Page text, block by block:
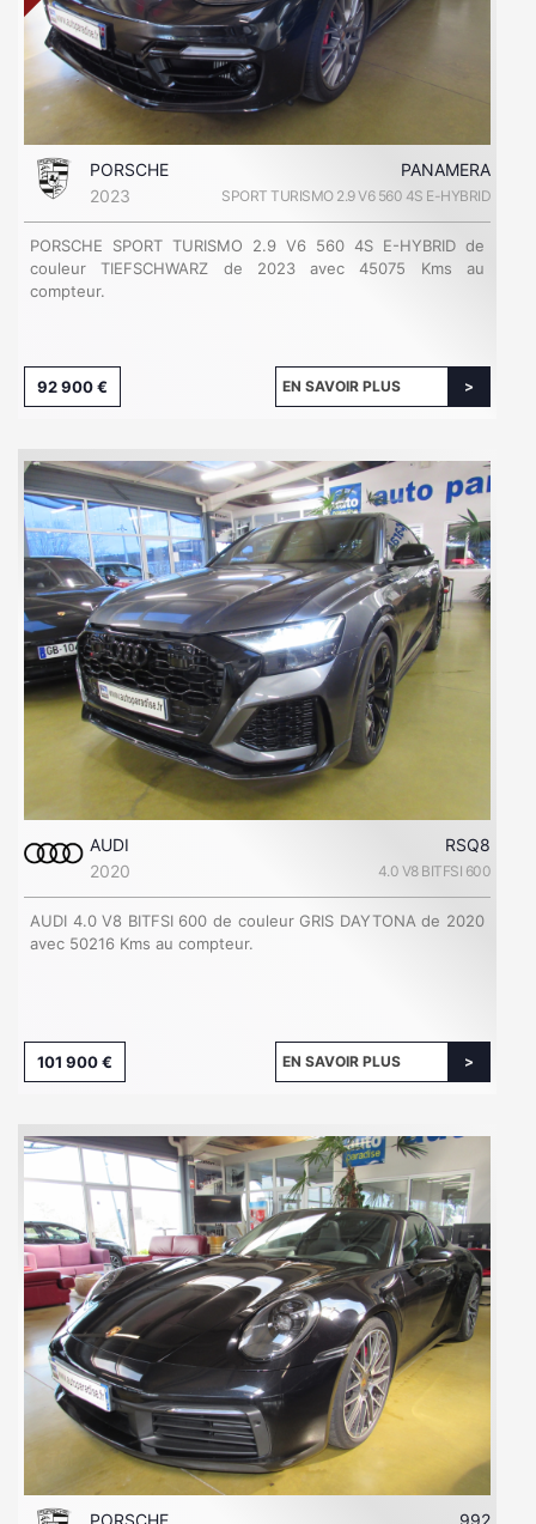
PORSCHE
PANAMERA
2023
SPORT TURISMO 2.9 V6 560 4S E-HYBRID
PORSCHE SPORT TURISMO 2.9 V6 560 4S E-HYBRID de
couleur TIEFSCHWARZ de 2023 avec 45075 Kms au
compteur.
92 900 € EN SAVOIR PLUS
AUDI
RSQ8
2020
4.0 V8 BITFSI 600
AUDI 4.0 V8 BITFSI 600 de couleur GRIS DAYTONA de 2020
avec 50216 Kms au compteur.
101 900 € EN SAVOIR PLUS
PORSCHE 992